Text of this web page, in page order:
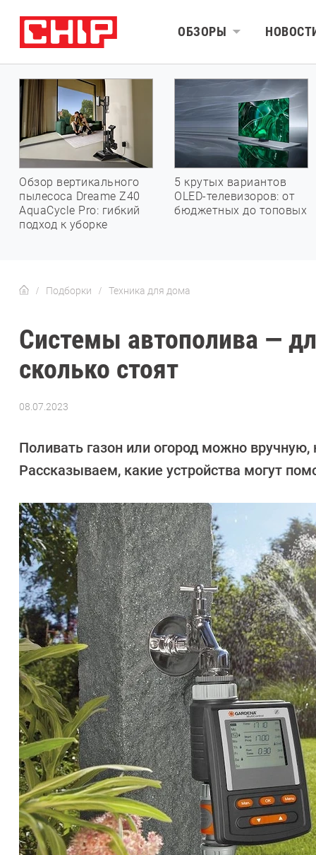
ОБЗОРЫ
Обзор вертикального
пылесоса Dreame Z40
AquaCycle Pro: гибкий
подход к уборке
5 крутых вариантов
OLED-телевизоров: от
бюджетных до топовых
Подборки Техника для дома
Системы автополива —
сколько стоят
08.07.2023
Ивовый
Поливать газон или огород можно
Рассказываем, какие устройства могут